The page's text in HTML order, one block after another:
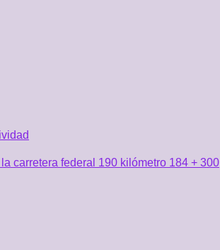
carretera federal 190 kilómetro 184 + 300